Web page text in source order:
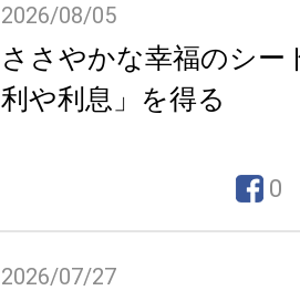
2026/08/05
ささやかな幸福のシー
利や利息」を得る
0
2026/07/27